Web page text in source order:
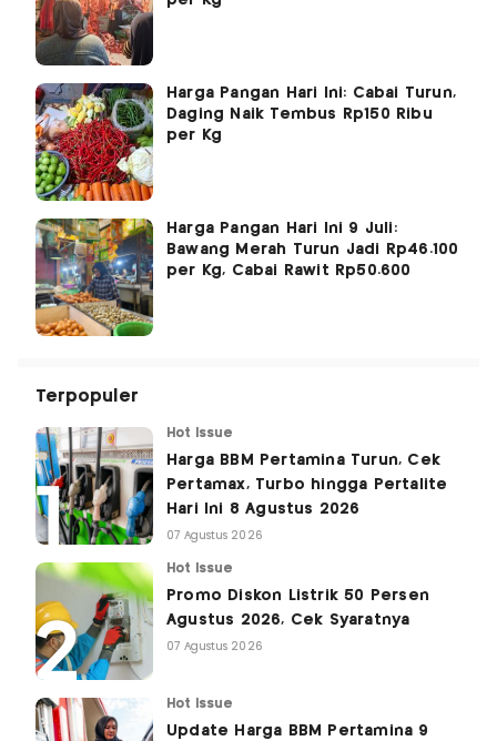
Harga Pangan Hari Ini: Cabai Turun,
Daging Naik Tembus Rp150 Ribu
per Kg
Harga Pangan Hari Ini 9 Juli:
Bawang Merah Turun Jadi Rp46.100
per Kg, Cabai Rawit Rp50.600
Terpopuler
Hot Issue
Harga BBM Pertamina Turun, Cek
Pertamax, Turbo hingga Pertalite
Hari Ini 8 Agustus 2026
07 Agustus 2026
Hot Issue
Promo Diskon Listrik 50 Persen
Agustus 2026, Cek Syaratnya
07 Agustus 2026
Hot Issue
Update Harga BBM Pertamina 9